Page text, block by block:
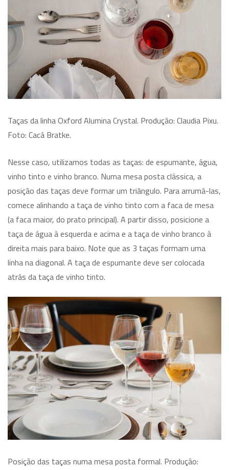
Taças da linha Oxford Alumina Crystal. Produção: Claudia Pixu.
Foto: Cacá Bratke.
Nesse caso, utilizamos todas as taças: de espumante, água,
vinho tinto e vinho branco. Numa mesa posta clássica, a
posição das taças deve formar um triângulo. Para arrumá-las,
comece alinhando a taça de vinho tinto com a faca de mesa
(a faca maior, do prato principal). A partir disso, posicione a
taça de água à esquerda e acima e a taça de vinho branco à
direita mais para baixo. Note que as 3 taças formam uma
linha na diagonal. A taça de espumante deve ser colocada
atrás da taça de vinho tinto.
Posição das taças numa mesa posta formal. Produção: